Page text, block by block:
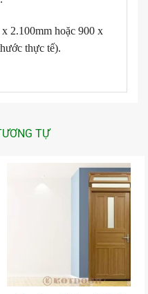
2.100mm hoặc 900 x
thực tế).
TỰ